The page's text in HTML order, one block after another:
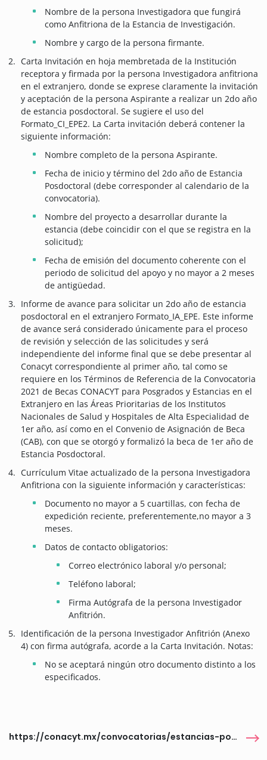
Nombre de la persona Investigadora que fungirá
como Anfitriona de la Estancia de Investigación.
Nombre y cargo de la persona firmante.
Carta Invitación en hoja membretada de la Institución
receptora y firmada por la persona Investigadora anfitriona
en el extranjero, donde se exprese claramente la invitación
y aceptación de la persona Aspirante a realizar un 2do año
de estancia posdoctoral. Se sugiere el uso del
Formato_CI_EPE2. La Carta invitación deberá contener la
siguiente información:
Nombre completo de la persona Aspirante.
Fecha de inicio y término del 2do año de Estancia
Posdoctoral (debe corresponder al calendario de la
convocatoria).
Nombre del proyecto a desarrollar durante la
estancia (debe coincidir con el que se registra en la
solicitud);
Fecha de emisión del documento coherente con el
periodo de solicitud del apoyo y no mayor a 2 meses
de antigüedad.
Informe de avance para solicitar un 2do año de estancia
posdoctoral en el extranjero Formato_IA_EPE. Este informe
de avance será considerado únicamente para el proceso
de revisión y selección de las solicitudes y será
independiente del informe final que se debe presentar al
Conacyt correspondiente al primer año, tal como se
requiere en los Términos de Referencia de la Convocatoria
2021 de Becas CONACYT para Posgrados y Estancias en el
Extranjero en las Áreas Prioritarias de los Institutos
Nacionales de Salud y Hospitales de Alta Especialidad de
1er año, así como en el Convenio de Asignación de Beca
(CAB), con que se otorgó y formalizó la beca de 1er año de
Estancia Posdoctoral.
Currículum Vitae actualizado de la persona Investigadora
Anfitriona con la siguiente información y características:
Documento no mayor a 5 cuartillas, con fecha de
expedición reciente, preferentemente,no mayor a 3
meses.
Datos de contacto obligatorios:
Correo electrónico laboral y/o personal;
Teléfono laboral;
Firma Autógrafa de la persona Investigador
Anfitrión.
Identificación de la persona Investigador Anfitrión (Anexo
4) con firma autógrafa, acorde a la Carta Invitación. Notas:
No se aceptará ningún otro documento distinto a los
especificados.
https://conacyt.mx/convocatorias/estancias-posdoctorales-al-extranjero/convocatoria-conacyt-ccinshae-2022-posgrados-y-estancias-posdoctorales-en-el-extranjero-en-las-areas-prioritarias-de-los-institutos-nacionales-de-salud-y-hospitales-de-alta-especialidad/